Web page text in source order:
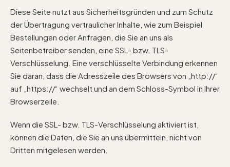
Diese Seite nutzt aus Sicherheitsgründen und zum Schutz
der Übertragung vertraulicher Inhalte, wie zum Beispiel
Bestellungen oder Anfragen, die Sie an uns als
Seitenbetreiber senden, eine SSL- bzw. TLS-
Verschlüsselung. Eine verschlüsselte Verbindung erkennen
Sie daran, dass die Adresszeile des Browsers von „http://“
auf „https://“ wechselt und an dem Schloss-Symbol in Ihrer
Browserzeile.
Wenn die SSL- bzw. TLS-Verschlüsselung aktiviert ist,
können die Daten, die Sie an uns übermitteln, nicht von
Dritten mitgelesen werden.